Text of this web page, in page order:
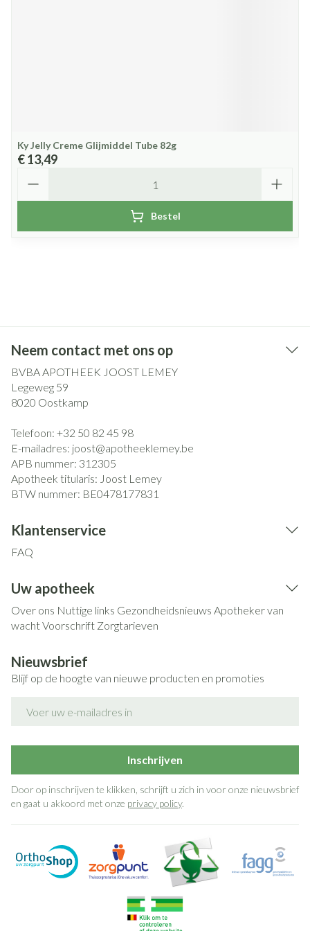
Ky Jelly Creme Glijmiddel Tube 82g
€ 13,49
Bestel
Neem contact met ons op
BVBA APOTHEEK JOOST LEMEY
Legeweg 59
8020 Oostkamp
Telefoon: +32 50 82 45 98
E-mailadres: joost@apotheeklemey.be
APB nummer: 312305
Apotheek titularis: Joost Lemey
BTW nummer: BE0478177831
Klantenservice
FAQ
Uw apotheek
Over ons Nuttige links Gezondheidsnieuws Apotheker van
wachtVoorschrift Zorgtarieven
Nieuwsbrief
Blijf op de hoogte van nieuwe producten en promoties
Inschrijven
Door op inschrijven te klikken, schrijft u zich in voor onze nieuwsbrief
en gaat u akkoord met onze privacy policy.